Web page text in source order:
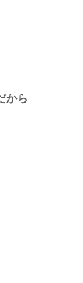
から